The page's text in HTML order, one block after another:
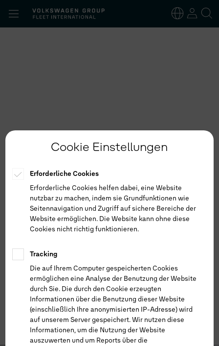
Cookie Einstellungen
Erforderliche Cookies
Erforderliche Cookies helfen dabei, eine Website
nutzbar zu machen, indem sie Grundfunktionen wie
Seitennavigation und Zugriff auf sichere Bereiche der
Website ermöglichen. Die Website kann ohne diese
Cookies nicht richtig funktionieren.
Tracking
Die auf Ihrem Computer gespeicherten Cookies
ermöglichen eine Analyse der Benutzung der Website
durch Sie. Die durch den Cookie erzeugten
Informationen über die Benutzung dieser Website
(einschließlich Ihre anonymisierten IP-Adresse) wird
auf unserem Server gespeichert. Wir nutzen diese
Informationen, um die Nutzung der Website
auszuwerten und um Reports über die
nach: